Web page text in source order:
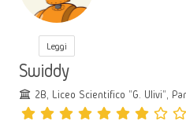
Leggi
Swiddy
2B, Liceo Scientifico "G. Ulivi",